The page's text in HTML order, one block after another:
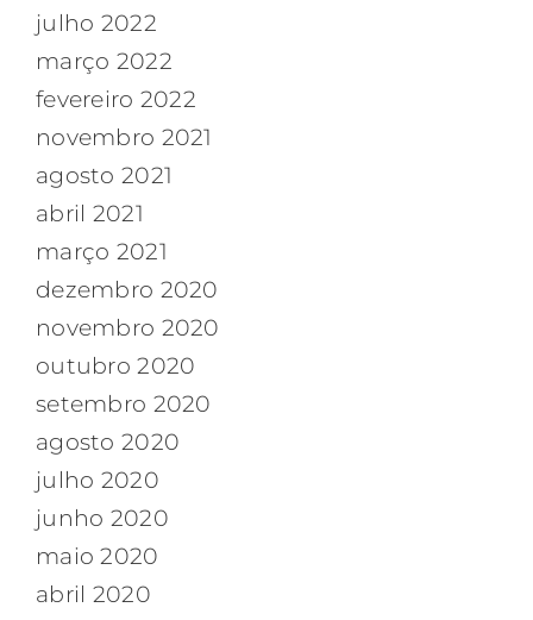
julho 2022
março 2022
fevereiro 2022
novembro 2021
agosto 2021
abril 2021
março 2021
dezembro 2020
novembro 2020
outubro 2020
setembro 2020
agosto 2020
julho 2020
junho 2020
maio 2020
abril 2020